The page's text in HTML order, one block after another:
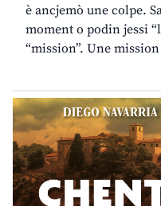
è ancjemò une colpe.
moment o podin jessi
“mission”. Une